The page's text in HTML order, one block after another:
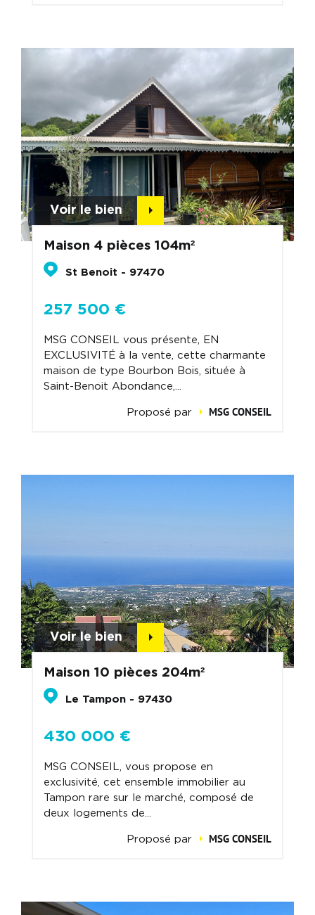
Voir le bien
Maison 4 pièces 104m²
St Benoit - 97470
257 500 €
MSG CONSEIL vous présente, EN
EXCLUSIVITÉ à la vente, cette charmante
maison de type Bourbon Bois, située à
Saint-Benoit Abondance,...
Proposé par MSG CONSEIL
Voir le bien
Maison 10 pièces 204m²
Le Tampon - 97430
430 000 €
MSG CONSEIL, vous propose en
exclusivité, cet ensemble immobilier au
Tampon rare sur le marché, composé de
deux logements de...
Proposé par MSG CONSEIL